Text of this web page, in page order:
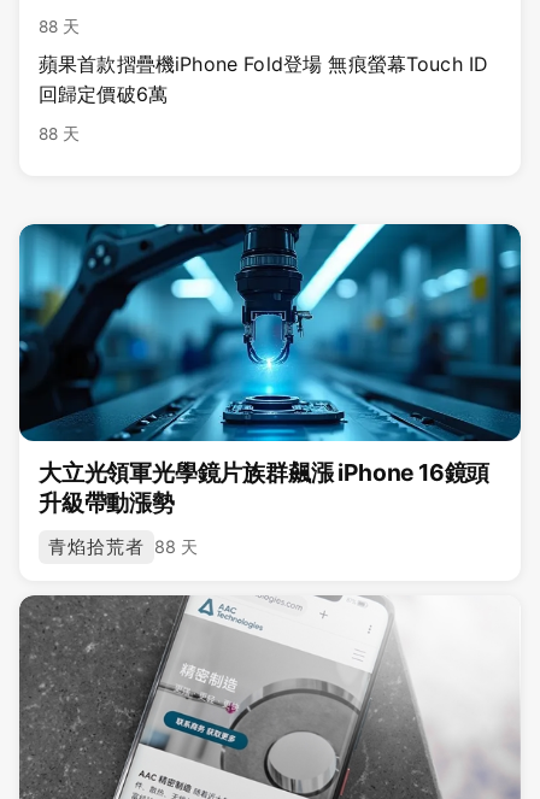
88 天
蘋果首款摺疊機iPhone Fold登場 無痕螢幕Touch ID
回歸定價破6萬
88 天
大立光領軍光學鏡片族群飆漲 iPhone 16鏡頭
升級帶動漲勢
青焰拾荒者 88 天